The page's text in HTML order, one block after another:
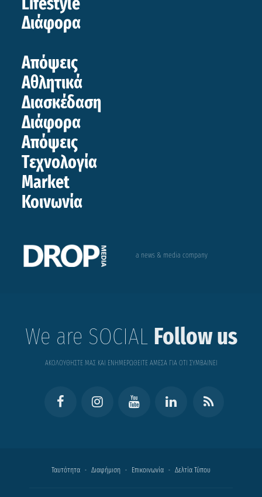
Διάφορα
Απόψεις
Αθλητικά
Διασκέδαση
Διάφορα
Απόψεις
Τεχνολογία
Market
Κοινωνία
a news & media company
We are SOCIAL Follow us
ΑΚΟΛΟΥΘΗΣΤΕ ΜΑΣ ΚΑΙ ΕΝΗΜΕΡΩΘΕΙΤΕ ΑΜΕΣΑ ΓΙΑ ΟΤΙ ΣΥΜΒΑΙΝΕΙ
Ταυτότητα Διαφήμιση Επικοινωνία Δελτία Τύπου